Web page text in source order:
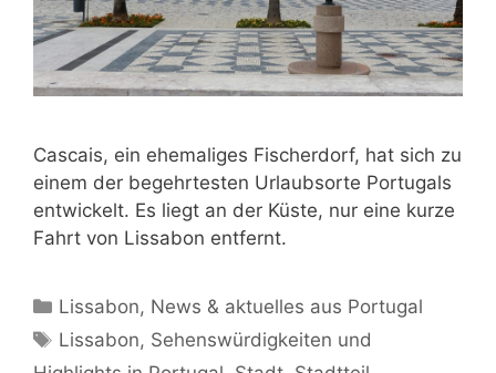
Cascais, ein ehemaliges Fischerdorf, hat sich zu
einem der begehrtesten Urlaubsorte Portugals
entwickelt. Es liegt an der Küste, nur eine kurze
Fahrt von Lissabon entfernt.
Kategorien
Lissabon, News & aktuelles aus Portugal
Schlagwörter
Lissabon, Sehenswürdigkeiten und